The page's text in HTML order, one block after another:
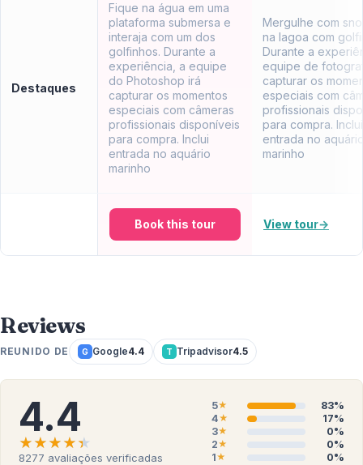
Destaques
Fique na água em uma
plataforma submersa e
interaja com um dos
golfinhos. Durante a
experiência, a equipe
do Photoshop irá
capturar os momentos
especiais com câmeras
profissionais disponíveis
para compra. Inclui
entrada no aquário
marinho
Mergulhe com
na lagoa com
Durante a
equipe de
capturar os
especiais com
profissionais
para compra. Inclui
entrada no
marinho
Book this tour View tour→
Reviews
REUNIDO DE G Google4.4 T Tripadvisor4.5
4.4
★★★★★
★★★★★
8277 avaliações verificadas
5★
83%
4★
17%
3★
0%
2★
0%
1★ 0%